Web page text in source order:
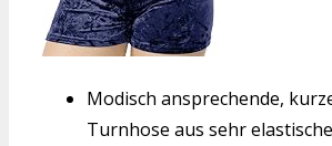
Modisch ansprechende,
Turnhose aus sehr